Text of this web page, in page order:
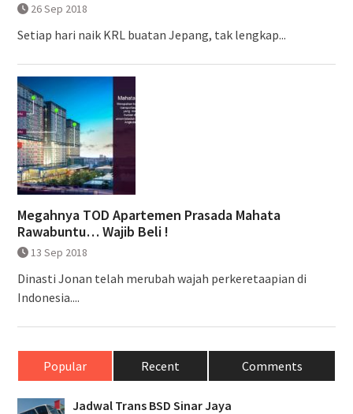
26 Sep 2018
Setiap hari naik KRL buatan Jepang, tak lengkap...
Megahnya TOD Apartemen Prasada Mahata
Rawabuntu… Wajib Beli !
13 Sep 2018
Dinasti Jonan telah merubah wajah perkeretaapian di
Indonesia....
Popular Recent Comments
Jadwal Trans BSD Sinar Jaya